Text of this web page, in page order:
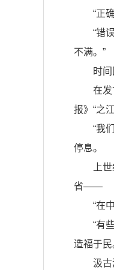
“正
“错
不满。”
时
在发
报》“之
“我
停息。
上
省——
“在
“有
造福于民
汲